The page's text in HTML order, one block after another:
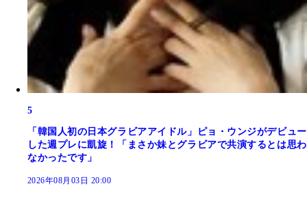
5
「韓国人初の日本グラビアアイドル」ピョ・ウンジがデビュー
した週プレに凱旋！「まさか妹とグラビアで共演するとは思わ
なかったです」
2026年08月03日 20:00